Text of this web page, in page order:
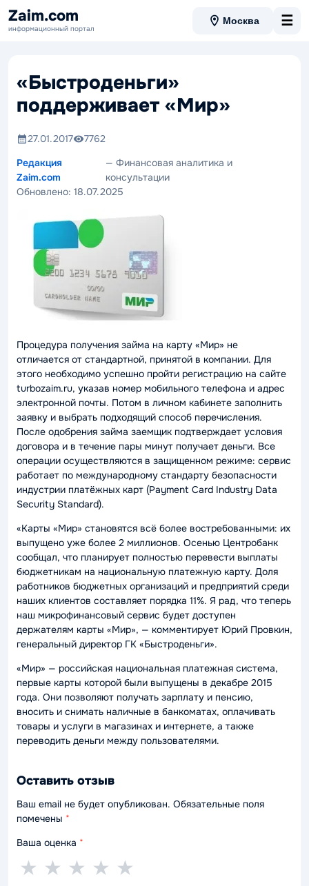
Zaim.com
информационный портал
Москва ☰
«Быстроденьги»
поддерживает «Мир»
27.01.2017
7762
Редакция
Zaim.com
— Финансовая аналитика и
консультации
Обновлено: 18.07.2025
Процедура получения займа на карту «Мир» не
отличается от стандартной, принятой в компании. Для
этого необходимо успешно пройти регистрацию на сайте
turbozaim.ru, указав номер мобильного телефона и адрес
электронной почты. Потом в личном кабинете заполнить
заявку и выбрать подходящий способ перечисления.
После одобрения займа заемщик подтверждает условия
договора и в течение пары минут получает деньги. Все
операции осуществляются в защищенном режиме: сервис
работает по международному стандарту безопасности
индустрии платёжных карт (Payment Card Industry Data
Security Standard).
«Карты «Мир» становятся всё более востребованными: их
выпущено уже более 2 миллионов. Осенью Центробанк
сообщал, что планирует полностью перевести выплаты
бюджетникам на национальную платежную карту. Доля
работников бюджетных организаций и предприятий среди
наших клиентов составляет порядка 11%. Я рад, что теперь
наш микрофинансовый сервис будет доступен
держателям карты «Мир», — комментирует Юрий Провкин,
генеральный директор ГК «Быстроденьги».
«Мир» — российская национальная платежная система,
первые карты которой были выпущены в декабре 2015
года. Они позволяют получать зарплату и пенсию,
вносить и снимать наличные в банкоматах, оплачивать
товары и услуги в магазинах и интернете, а также
переводить деньги между пользователями.
Оставить отзыв
Ваш email не будет опубликован. Обязательные поля
помечены *
Ваша оценка *
5
★
4
★
3
★
2
★
1
★